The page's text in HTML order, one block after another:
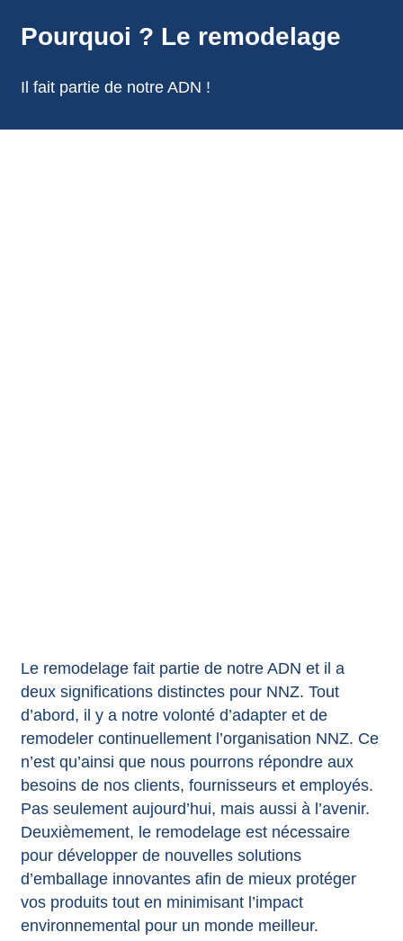
Pourquoi ? Le remodelage
Il fait partie de notre ADN !
Le remodelage fait partie de notre ADN et il a
deux significations distinctes pour NNZ. Tout
d’abord, il y a notre volonté d’adapter et de
remodeler continuellement l’organisation NNZ. Ce
n’est qu’ainsi que nous pourrons répondre aux
besoins de nos clients, fournisseurs et employés.
Pas seulement aujourd’hui, mais aussi à l’avenir.
Deuxièmement, le remodelage est nécessaire
pour développer de nouvelles solutions
d’emballage innovantes afin de mieux protéger
vos produits tout en minimisant l’impact
environnemental pour un monde meilleur.